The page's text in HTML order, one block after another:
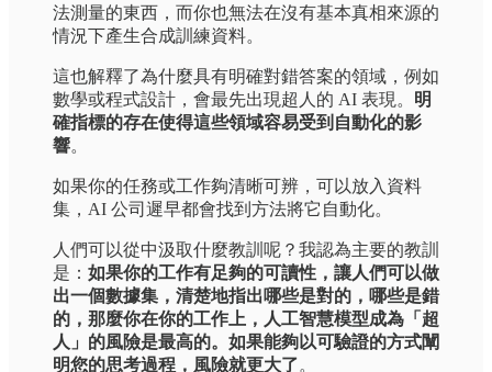
法測量的東西，而你也無法在沒有基本真相來源的
情況下產生合成訓練資料。
這也解釋了為什麼具有明確對錯答案的領域，例如
數學或程式設計，會最先出現超人的 AI 表現。 明
確指標的存在使得這些領域容易受到自動化的影
響。
如果你的任務或工作夠清晰可辨，可以放入資料
集，AI 公司遲早都會找到方法將它自動化。
人們可以從中汲取什麼教訓呢？我認為主要的教訓
是： 如果你的工作有足夠的可讀性，讓人們可以做
出一個數據集，清楚地指出哪些是對的，哪些是錯
的，那麼你在你的工作上，人工智慧模型成為「超
人」的風險是最高的。如果能夠以可驗證的方式闡
明您的思考過程，風險就更大了。